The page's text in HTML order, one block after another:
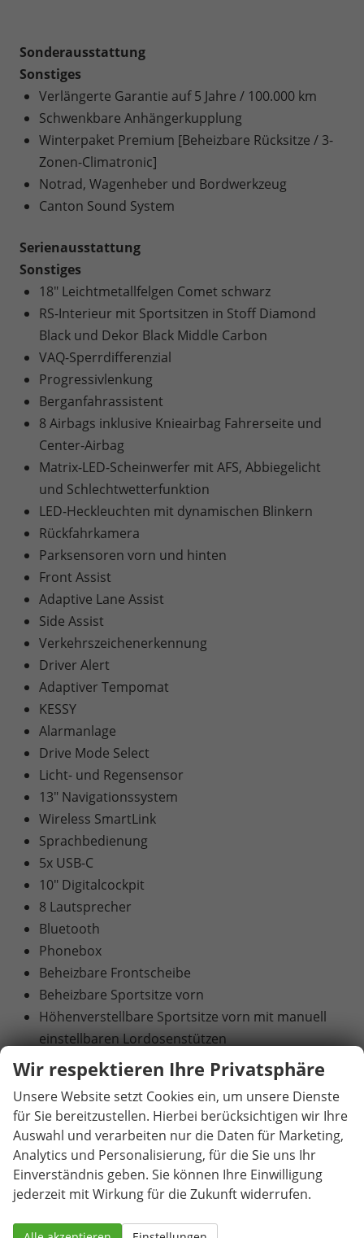
Sonderausstattung
Sonstiges
Verlängerte Garantie auf 5 Jahre / 100.000 km
Schwenkbare Anhängerkupplung
Winterpaket Premium [Beheizbare Rücksitze / 3-
Zonen-Climatronic]
Notrad, Wagenheber und Bordwerkzeug
Canton Sound System
Serienausstattung
Sonstiges
18" Leichtmetallfelgen Comet schwarz
RS-Interieur mit Sportsitzen in Stoff Diamond
Black und Dekor Black Middle Carbon
VAQ-Sperrdifferenzial
Progressivlenkung
Berganfahrassistent
8 Airbags inklusive Knieairbag Fahrerseite und
Center-Airbag
Matrix-LED-Scheinwerfer mit AFS, Abbiegelicht
und Schlechtwetterfunktion
LED-Heckleuchten mit dynamischen Blinkern
Rückfahrkamera
Parksensoren vorn und hinten
Front Assist
Adaptive Lane Assist
Side Assist
Verkehrszeichenerkennung
Driver Alert
Adaptiver Tempomat
KESSY
Alarmanlage
Drive Mode Select
Licht- und Regensensor
13" Navigationssystem
Wireless SmartLink
Sprachbedienung
5x USB-C
10" Digitalcockpit
8 Lautsprecher
Bluetooth
Phonebox
Beheizbare Frontscheibe
Beheizbare Sportsitze vorn
Höhenverstellbare Sportsitze vorn mit manuell
einstellbaren Lordosenstützen
3-Speichen-Sportlederlenkrad, beheizbar und
multifunktional
Climatronic – 2-Zonen-Klimaautomatik
Mittelarmlehne vorn mit Jumbo Box und
Luftausströmern im Fond
Mittelarmlehne hinten mit Durchladefunktion
Elektrische Heckklappe mit virtuellem Pedal
Wir respektieren Ihre Privatsphäre
Unsere Website setzt Cookies ein, um unsere Dienste
für Sie bereitzustellen. Hierbei berücksichtigen wir Ihre
Auswahl und verarbeiten nur die Daten für Marketing,
Analytics und Personalisierung, für die Sie uns Ihr
Einverständnis geben. Sie können Ihre Einwilligung
jederzeit mit Wirkung für die Zukunft widerrufen.